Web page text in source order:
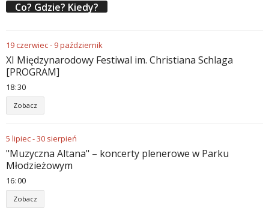
Co? Gdzie? Kiedy?
19czerwiec- 9październik
XI Międzynarodowy Festiwal im. Christiana Schlaga
[PROGRAM]
18:30
Zobacz
5 lipiec-30 sierpień
"Muzyczna Altana" – koncerty plenerowe w Parku
Młodzieżowym
16:00
Zobacz